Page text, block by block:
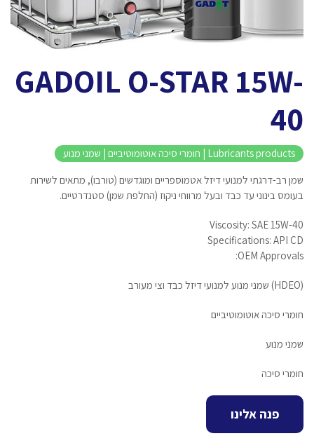
GADOIL O-STAR 15W-
40
Lubricants products | חומרי סיכה אוטומוטיביים | שמני מנוע
שמן רב-דרגתי למנועי דיזל אטמוספריים ומוגדשים (טורבו), מתאים לשירות
בעומס בינוני עד כבד ובעל מרווחי ניקוז (החלפת שמן) סטנדרטיים.
Viscosity: SAE 15W-40
Specifications: API CD
OEM Approvals:
(HDEO) שמני מנוע למנועי דיזל כבד וצי מעורב
חומרי סיכה אוטומוטיביים
שמני מנוע
חומרי סיכה
פנה אלינו